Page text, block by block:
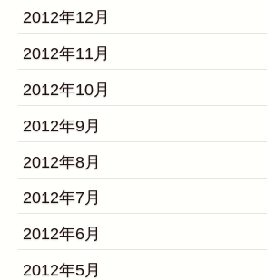
2012年12月
2012年11月
2012年10月
2012年9月
2012年8月
2012年7月
2012年6月
2012年5月